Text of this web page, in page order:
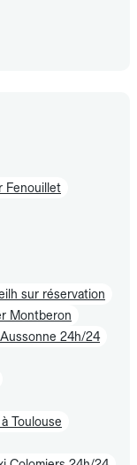
Fenouillet
sur réservation
Montberon
24h/24
à Toulouse